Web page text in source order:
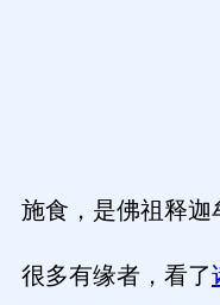
施食，是佛祖释迦
很多有缘者，看了